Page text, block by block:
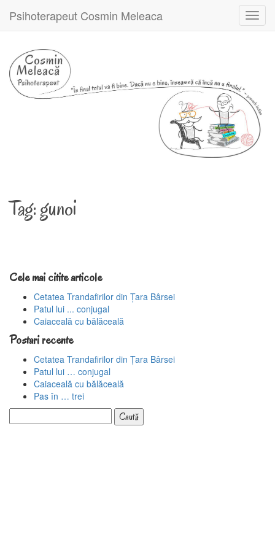
Psihoterapeut Cosmin Meleaca
Tag:gunoi
Cele mai citite articole
Cetatea Trandafirilor din Țara Bârsei
Patul lui ... conjugal
Caiaceală cu bălăceală
Postari recente
Cetatea Trandafirilor din Țara Bârsei
Patul lui … conjugal
Caiaceală cu bălăceală
Pas în … trei
după: